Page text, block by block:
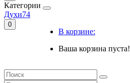
Категории
Духи74
0
В корзине:
Ваша корзина пуста!